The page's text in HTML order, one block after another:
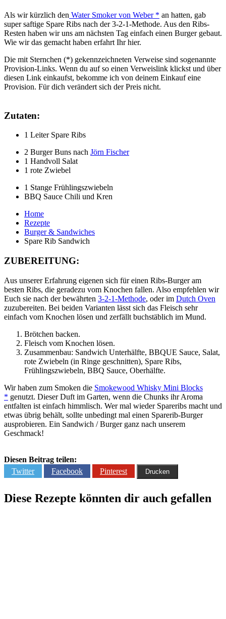
Als wir kürzlich den Water Smoker von Weber * an hatten, gab
super saftige Spare Ribs nach der 3-2-1-Methode. Aus den Ribs-
Resten haben wir uns am nächsten Tag einfach einen Burger gebaut.
Wie wir das gemacht haben erfahrt Ihr hier.
Die mit Sternchen (*) gekennzeichneten Verweise sind sogenannte
Provision-Links. Wenn du auf so einen Verweislink klickst und über
diesen Link einkaufst, bekomme ich von deinem Einkauf eine
Provision. Für dich verändert sich der Preis nicht.
Zutaten:
1 Leiter Spare Ribs
2 Burger Buns nach Jörn Fischer
1 Handvoll Salat
1 rote Zwiebel
1 Stange Frühlingszwiebeln
BBQ Sauce Chili und Kren
Home
Rezepte
Burger & Sandwiches
Spare Rib Sandwich
ZUBEREITUNG:
Aus unserer Erfahrung eigenen sich für einen Ribs-Burger am
besten Ribs, die geradezu vom Knochen fallen. Also empfehlen wir
Euch sie nach der bewährten 3-2-1-Methode, oder im Dutch Oven
zuzubereiten. Bei beiden Varianten lässt sich das Fleisch sehr
einfach vom Knochen lösen und zerfällt buchstäblich im Mund.
Brötchen backen.
Fleisch vom Knochen lösen.
Zusammenbau: Sandwich Unterhälfte, BBQUE Sauce, Salat,
rote Zwiebeln (in Ringe geschnitten), Spare Ribs,
Frühlingszwiebeln, BBQ Sauce, Oberhälfte.
Wir haben zum Smoken die Smokewood Whisky Mini Blocks
* genutzt. Dieser Duft im Garten, wenn die Chunks ihr Aroma
entfalten ist einfach himmlisch. Wer mal wieder Spareribs macht und
etwas übrig behält, sollte unbedingt mal einen Sparerib-Burger
ausprobieren. Ein Sandwich / Burger ganz nach unserem
Geschmack!
Diesen Beitrag teilen:
Twitter
Facebook Pinterest Drucken
Diese Rezepte könnten dir auch gefallen